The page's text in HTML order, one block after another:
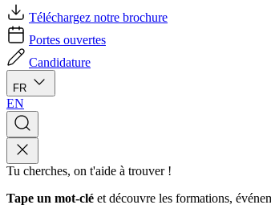
Téléchargez notre brochure
Portes ouvertes
Candidature
FR
EN
Tu cherches, on t'aide à trouver !
Tape un mot-clé et découvre les formations,